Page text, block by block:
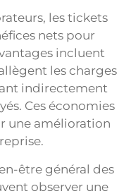
les tickets
nets pour
incluent
les charges
indirectement
Ces économies
une amélioration
être général des
observer une